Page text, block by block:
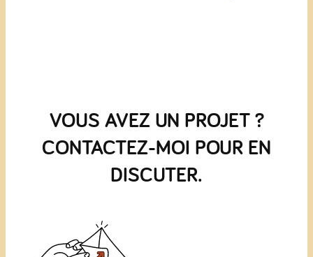
VOUS AVEZ UN PROJET ?
CONTACTEZ-MOI POUR EN
DISCUTER.